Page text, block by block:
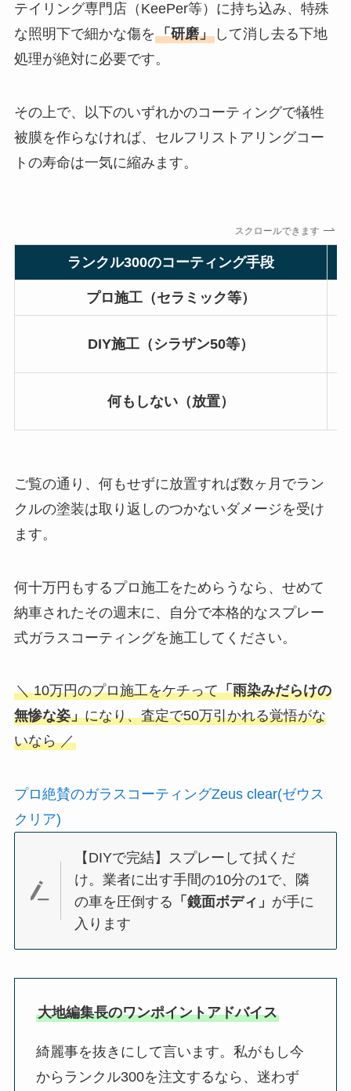
テイリング専門店（KeePer等）に持ち込み、特殊
な照明下で細かな傷を「研磨」して消し去る下地
処理が絶対に必要です。
その上で、以下のいずれかのコーティングで犠牲
被膜を作らなければ、セルフリストアリングコー
トの寿命は一気に縮みます。
スクロールできます
ランクル300のコーティング手段
プロ施工（セラミック等）
DIY施工（シラザン50等）
何もしない（放置）
ご覧の通り、何もせずに放置すれば数ヶ月でラン
クルの塗装は取り返しのつかないダメージを受け
ます。
何十万円もするプロ施工をためらうなら、せめて
納車されたその週末に、自分で本格的なスプレー
式ガラスコーティングを施工してください。
＼ 10万円のプロ施工をケチって「雨染みだらけの
無惨な姿」になり、査定で50万引かれる覚悟がな
いなら ／
プロ絶賛のガラスコーティングZeus clear(ゼウス
クリア)
【DIYで完結】スプレーして拭くだ
け。業者に出す手間の10分の1で、隣
の車を圧倒する 「鏡面ボディ」 が手に
入ります
大地編集長のワンポイントアドバイス
綺麗事を抜きにして言います。私がもし今
からランクル300を注文するなら、迷わず